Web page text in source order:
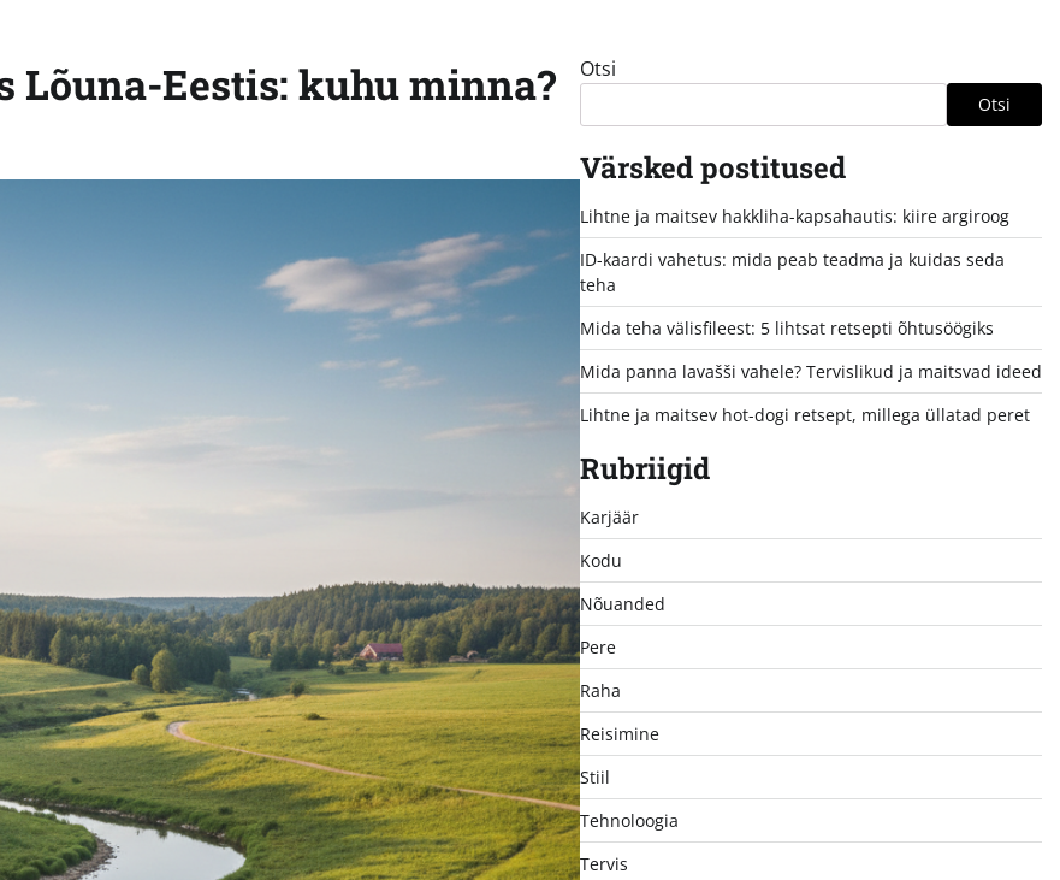
Lõuna-Eestis: kuhu minna? Otsi
Otsi
Värsked postitused
Lihtne ja maitsev hakkliha-kapsahautis: kiire argiroog
ID-kaardi vahetus: mida peab teadma ja kuidas seda
teha
Mida teha välisfileest: 5 lihtsat retsepti õhtusöögiks
Mida panna lavašši vahele? Tervislikud ja maitsvad ideed
Lihtne ja maitsev hot-dogi retsept, millega üllatad peret
Rubriigid
Karjäär
Kodu
Nõuanded
Pere
Raha
Reisimine
Stiil
Tehnoloogia
Tervis